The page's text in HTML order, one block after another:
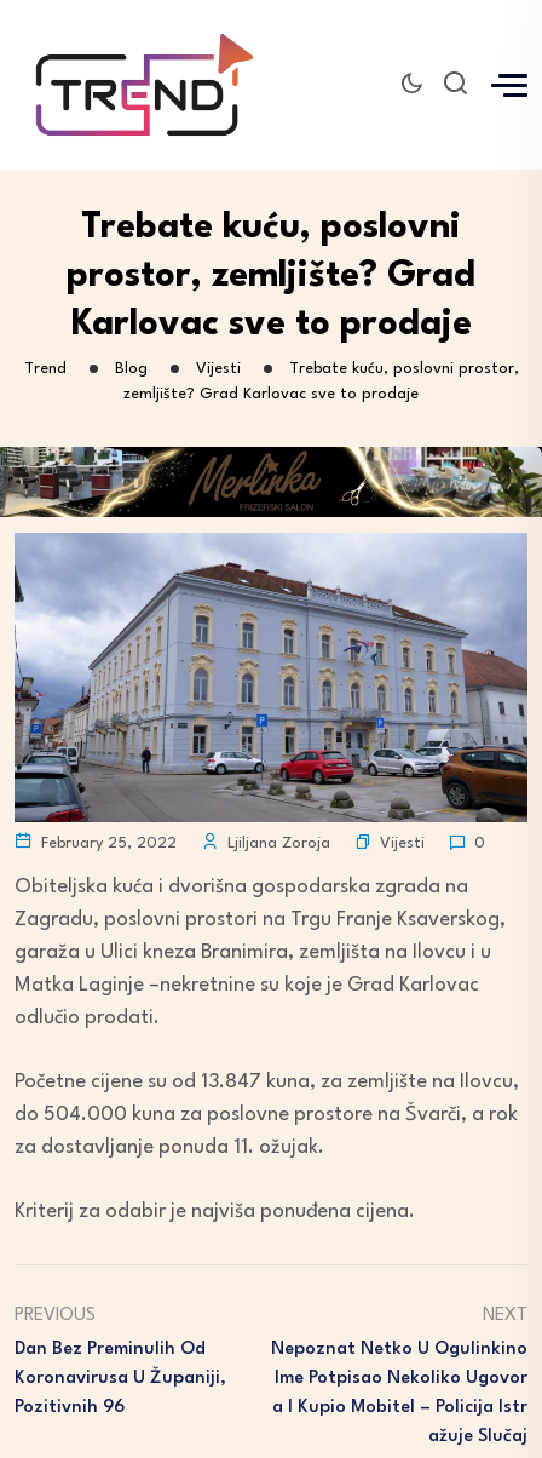
Trebate kuću, poslovni
prostor, zemljište? Grad
Karlovac sve to prodaje
Trend Blog Vijesti
Trebate kuću, poslovni prostor,
zemljište? Grad Karlovac sve to prodaje
February 25, 2022 Ljiljana Zoroja Vijesti 0
Obiteljska kuća i dvorišna gospodarska zgrada na
Zagradu, poslovni prostori na Trgu Franje Ksaverskog,
garaža u Ulici kneza Branimira, zemljišta na Ilovcu i u
Matka Laginje –nekretnine su koje je Grad Karlovac
odlučio prodati.
Početne cijene su od 13.847 kuna, za zemljište na Ilovcu,
do 504.000 kuna za poslovne prostore na Švarči, a rok
za dostavljanje ponuda 11. ožujak.
Kriterij za odabir je najviša ponuđena cijena.
PREVIOUS
Dan Bez Preminulih Od
Koronavirusa U Županiji,
Pozitivnih 96
NEXT
Nepoznat Netko U Ogulinkino
Ime Potpisao Nekoliko Ugovor
A I Kupio Mobitel – Policija Istr
Ažuje Slučaj